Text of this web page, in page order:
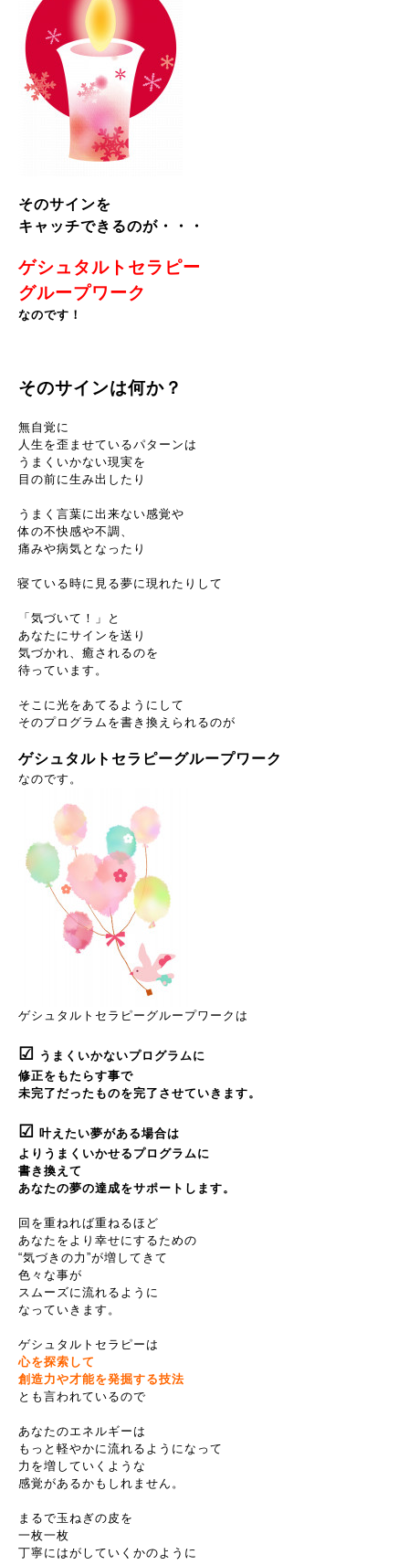
そのサインを
キャッチできるのが・・・
ゲシュタルトセラピー
グループワーク
なのです！
そのサインは何か？
無自覚に
人生を歪ませているパターンは
うまくいかない現実を
目の前に生み出したり
うまく言葉に出来ない感覚や
体の不快感や不調、
痛みや病気となったり
寝ている時に見る夢に現れたりして
「気づいて！」と
あなたにサインを送り
気づかれ、癒されるのを
待っています。
そこに光をあてるようにして
そのプログラムを書き換えられるのが
ゲシュタルトセラピーグループワーク
なのです。
ゲシュタルトセラピーグループワークは
☑
うまくいかないプログラムに
修正をもたらす事で
未完了だったものを完了させていきます。
☑ 叶えたい夢がある場合は
よりうまくいかせるプログラムに
書き換えて
あなたの夢の達成をサポートします。
回を重ねれば重ねるほど
あなたをより幸せにするための
“気づきの力”が増してきて
色々な事が
スムーズに流れるように
なっていきます。
ゲシュタルトセラピーは
心を探索して
創造力や才能を発掘する技法
とも言われているので
あなたのエネルギーは
もっと軽やかに流れるようになって
力を増していくような
感覚があるかもしれません。
まるで玉ねぎの皮を
一枚一枚
丁寧にはがしていくかのように